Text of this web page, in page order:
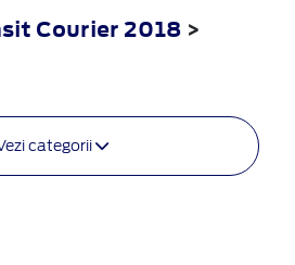
Courier 2018 >
categorii